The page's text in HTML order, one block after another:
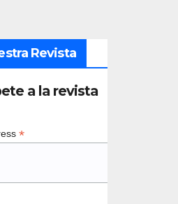
Revista
a la revista
*